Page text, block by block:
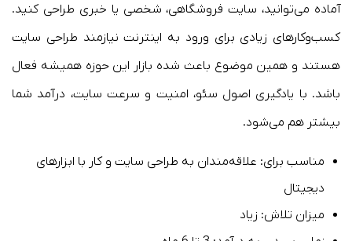
آماده می‌توانید، سایت فروشگاهی، شخصی یا خبری طراحی کنید.
کسب‌وکارهای زیادی برای ورود به اینترنت نیازمند طراحی سایت
هستند و همین موضوع باعث شده بازار این حوزه همیشه فعال
باشد. با یادگیری اصول سئو، امنیت و سرعت سایت، درآمد شما
بیشتر هم می‌شود.
مناسب برای: علاقه‌مندان به طراحی سایت و کار با ابزارهای
دیجیتال
میزان تلاش: زیاد